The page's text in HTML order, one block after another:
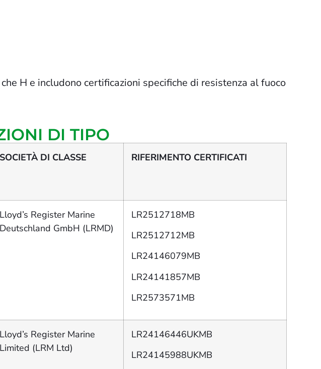
H e includono certificazioni specifiche di resistenza al fuoco
DI TIPO
SOCIETÀ DI CLASSE RIFERIMENTO CERTIFICATI
Lloyd’s Register Marine
Deutschland GmbH (LRMD)
LR2512718MB
LR2512712MB
LR24146079MB
LR24141857MB
LR2573571MB
Lloyd’s Register Marine
Limited (LRM Ltd)
LR24146446UKMB
LR24145988UKMB